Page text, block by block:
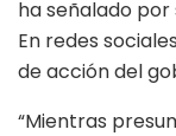
ha señalado por
En redes
de acción del
“Mientras